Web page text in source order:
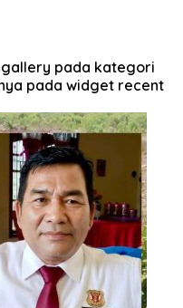
pada kategori
pada widget recent